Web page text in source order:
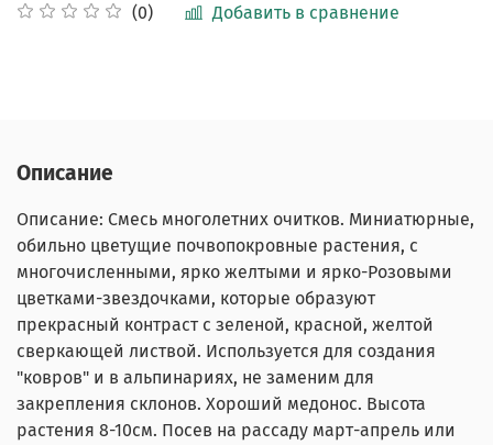
(0) Добавить в сравнение
Описание
Описание: Смесь многолетних очитков. Миниатюрные,
обильно цветущие почвопокровные растения, с
многочисленными, ярко желтыми и ярко-Розовыми
цветками-звездочками, которые образуют
прекрасный контраст с зеленой, красной, желтой
сверкающей листвой. Используется для создания
"ковров" и в альпинариях, не заменим для
закрепления склонов. Хороший медонос. Высота
растения 8-10см. Посев на рассаду март-апрель или